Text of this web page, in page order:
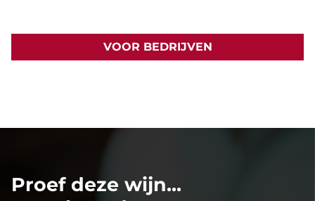
VOOR BEDRIJVEN
Proef deze wijn...